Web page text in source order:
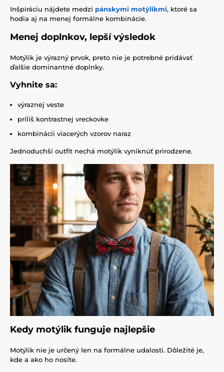
Inšpiráciu nájdete medzi pánskymi motýlikmi, ktoré sa
hodia aj na menej formálne kombinácie.
Menej doplnkov, lepší výsledok
Motýlik je výrazný prvok, preto nie je potrebné pridávať
ďalšie dominantné doplnky.
Vyhnite sa:
výraznej veste
príliš kontrastnej vreckovke
kombinácii viacerých vzorov naraz
Jednoduchší outfit nechá motýlik vyniknúť prirodzene.
Kedy motýlik funguje najlepšie
Motýlik nie je určený len na formálne udalosti. Dôležité je,
kde a ako ho nosíte.